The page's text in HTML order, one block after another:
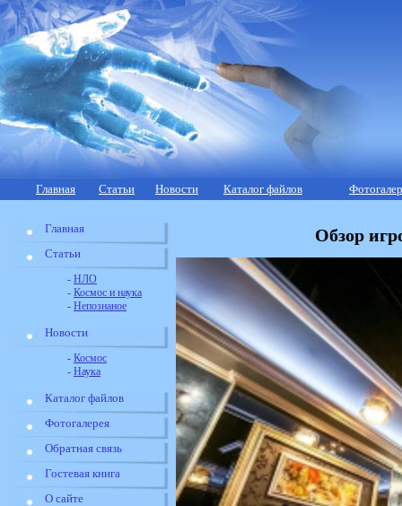
Главная Статьи Новости Каталог файлов
Главная
Статьи
- НЛО
- Космос и наука
- Непознаное
Новости
- Космос
- Наука
Каталог файлов
Фотогалерея
Обратная связь
Гостевая книга
О сайте
Обзор